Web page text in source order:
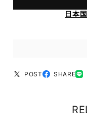
日本
POST SHARE